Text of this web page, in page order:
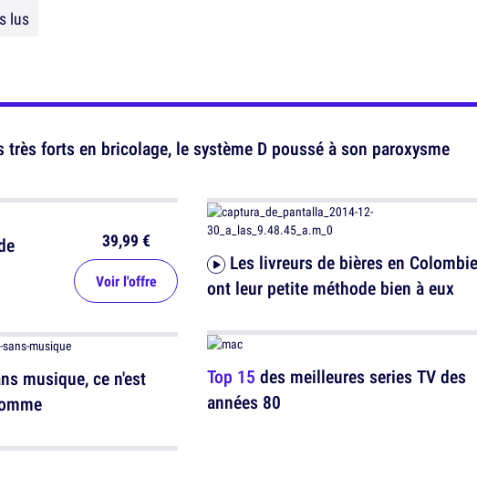
lus
très forts en bricolage, le système D poussé à son paroxysme
39,99 €
Voir l'offre
ont leur petite méthode bien à eux
Top 15 des meilleures series TV des
années 80